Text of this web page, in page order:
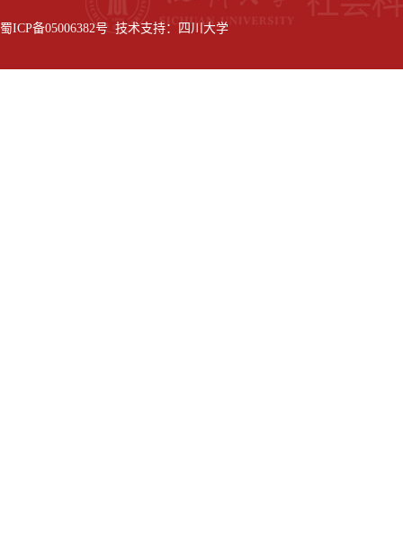
蜀ICP备05006382号 技术支持：四川大学